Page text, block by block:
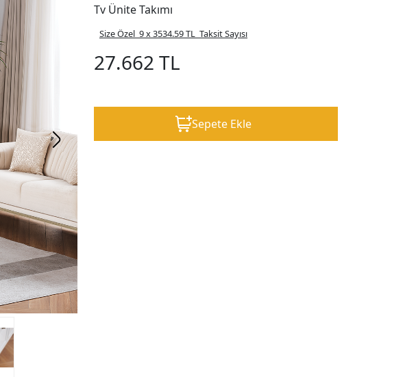
Tv Ünite Takımı
Size Özel 9 x 3534.59 TL Taksit Sayısı
27.662 TL
Sepete Ekle